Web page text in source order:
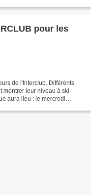
pour les
de l'Interclub. Différents
montrer leur niveau à ski
aura lieu : le mercredi